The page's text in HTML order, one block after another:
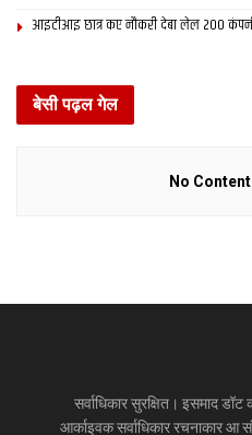
आइटीआइ छात्र कए नौकरी देबा लेल 200
बेसी पढ़ल गेल
No
सर्वाधिकार सुरक्षित। इसमाद
आर्काइवक सर्वाधिकार रचनाकार आ